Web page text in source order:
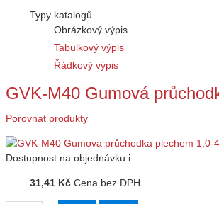
Typy katalogů
Obrázkový výpis
Tabulkový výpis
Řádkový výpis
GVK-M40 Gumová
Porovnat produkty
Dostupnost na objednávku i
31,41 Kč Cena bez DPH